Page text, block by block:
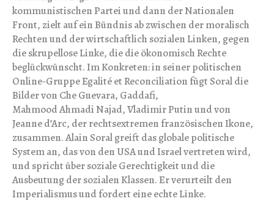
kommunistischen Partei und dann der Nationalen
Front, zielt auf ein Bündnis ab zwischen der moralisch
Rechten und der wirtschaftlich sozialen Linken, gegen
die skrupellose Linke, die die ökonomisch Rechte
beglückwünscht. Im Konkreten: in seiner politischen
Online-Gruppe Egalité et Reconciliation fügt Soral die
Bilder von Che Guevara, Gaddafi,
Mahmood Ahmadi Najad, Vladimir Putin und von
Jeanne d’Arc, der rechtsextremen französischen Ikone,
zusammen. Alain Soral greift das globale politische
System an, das von den USA und Israel vertreten wird,
und spricht über soziale Gerechtigkeit und die
Ausbeutung der sozialen Klassen. Er verurteilt den
Imperialismus und fordert eine echte Linke.